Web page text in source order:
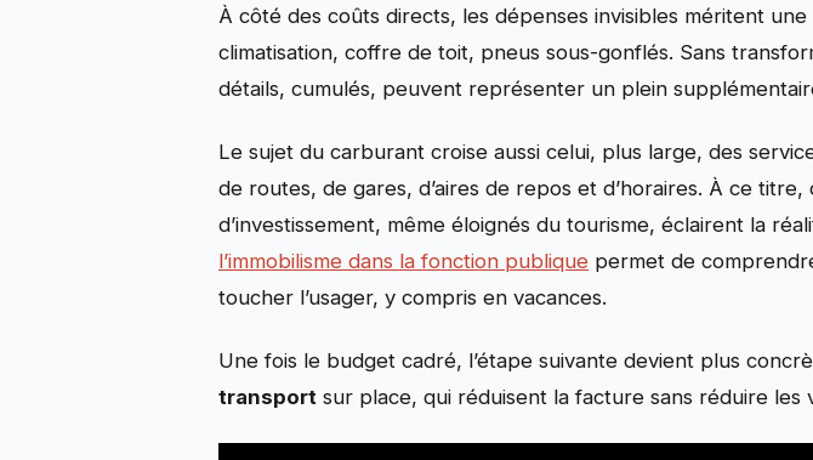
À côté des coûts directs, les dépenses invisibles méritent
climatisation, coffre de toit, pneus sous-gonflés. Sans
détails, cumulés, peuvent représenter un plein
Le sujet du carburant croise aussi celui, plus large, des
de routes, de gares, d’aires de repos et d’horaires. À ce
d’investissement, même éloignés du tourisme, éclairent la
l’immobilisme dans la fonction publique permet de
toucher l’usager, y compris en vacances.
Une fois le budget cadré, l’étape suivante devient plus
transport sur place, qui réduisent la facture sans réduire les